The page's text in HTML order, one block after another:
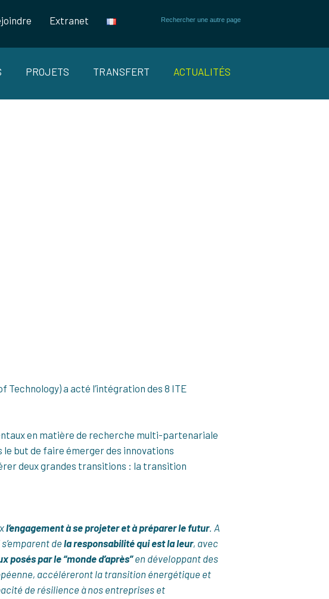
Extranet
PROJETS TRANSFERT ACTUALITÉS
Technology) a acté l’intégration des 8 ITE
en matière de recherche multi-partenariale
but de faire émerger des innovations
deux grandes transitions : la transition
l’engagement à se projeter et à préparer le futur. A
de la responsabilité qui est la leur, avec
par le “monde d’après”en développant des
accéléreront la transition énergétique et
de résilience à nos entreprises et